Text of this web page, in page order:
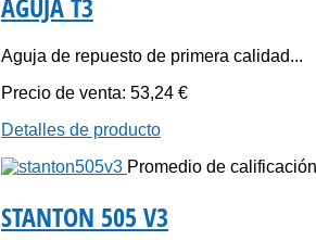
Aguja de repuesto de primera calidad...
Precio de venta: 53,24 €
Detalles de producto
Promedio de
STANTON 505 V3